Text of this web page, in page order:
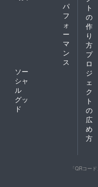
パ
フ
ォ
ー
マ
ン
ス
ソー
シャ
ル
グッ
ド
ト
の
作
り
方
プ
ロ
ジ
ェ
ク
ト
の
広
め
方
「QRコー